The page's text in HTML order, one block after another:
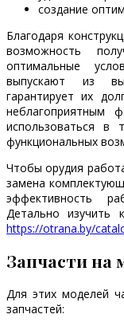
создание
Благодаря
возможность
оптимальные
выпускают из
гарантирует их
неблагоприятным
использоваться в
функциональных
Чтобы орудия
замена
эффективность
Детально изучить
https://otrana.by/
Запчасти на
Для этих моделей
запчастей: